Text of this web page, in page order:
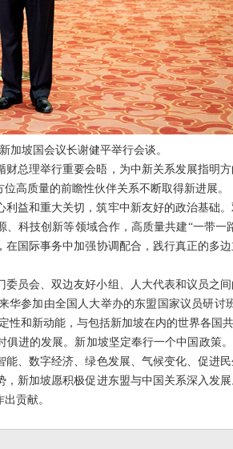
加坡国会议长谢健平举行会谈。
总理举行重要会晤，为中新关系发展指明
高质量的前瞻性伙伴关系不断取得新进展。
益和重大关切，筑牢中新友好的政治基础。
科技创新等领域合作，高质量共建“一带一
国际事务中加强协调配合，践行真正的多
员会、双边友好小组、人大代表和议员之
参加由全国人大举办的东盟国家议员研讨
和新动能，与包括新加坡在内的世界各国共
进的发展。新加坡坚定奉行一个中国政策
、数字经济、绿色发展、气候变化、促进
新加坡愿积极促进东盟与中国关系深入发
贡献。